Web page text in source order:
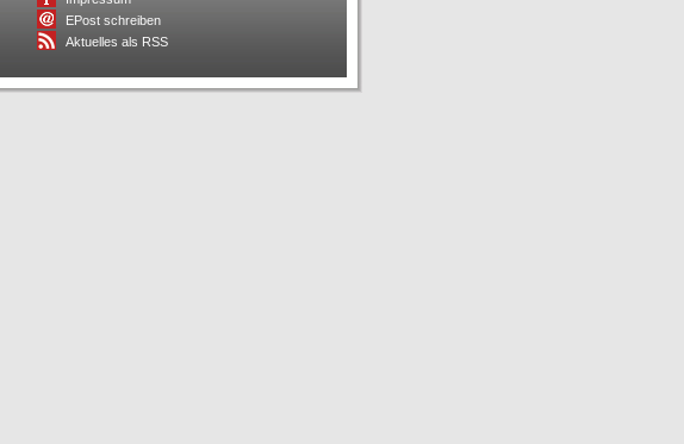
EPost schreiben
Aktuelles als RSS